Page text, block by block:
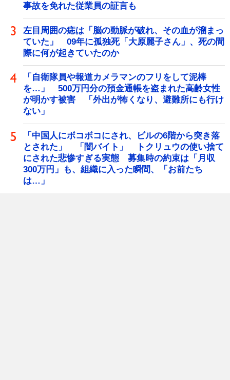
事故を免れた従業員の証言も
左目周囲の痣は「脳の動脈が破れ、その血が溜まっ
ていた」 09年に孤独死「大原麗子さん」、死の間
際に何が起きていたのか
「自衛隊員や報道カメラマンのフリをして泥棒
を…」 500万円分の預金通帳を盗まれた高齢女性
が明かす被害 「外出が怖くなり、避難所にも行け
ない」
「中国人にボコボコにされ、ビルの6階から突き落
とされた」 「闇バイト」 トクリュウの使い捨て
にされた悲惨すぎる実態 募集時の約束は「月収
300万円」も、組織に入った瞬間、「お前たち
は…」